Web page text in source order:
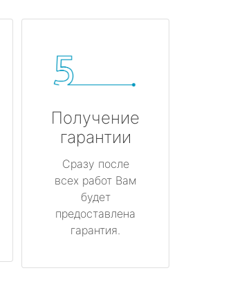
Получение
гарантии
Сразу после
всех работ Вам
будет
предоставлена
гарантия.